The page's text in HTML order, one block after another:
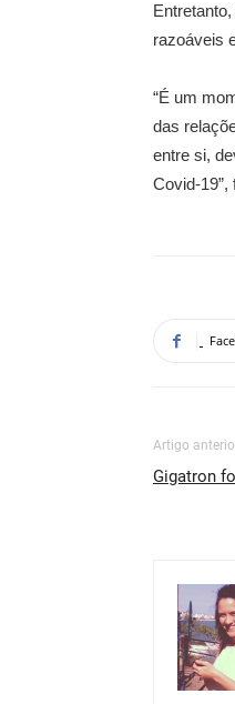
razoáveis
“É um
das
entre si,
Covid-19”,
Artigo
Gigatron